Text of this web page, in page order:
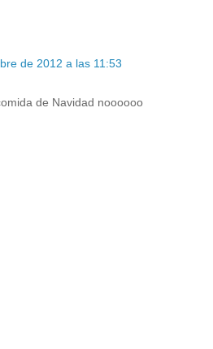
de 2012 a las 11:53
de Navidad noooooo